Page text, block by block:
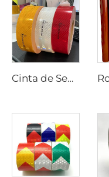
Cinta de Seguridad Retroreflectante Ultra Brillante ECE 104R para Camión y Remolque